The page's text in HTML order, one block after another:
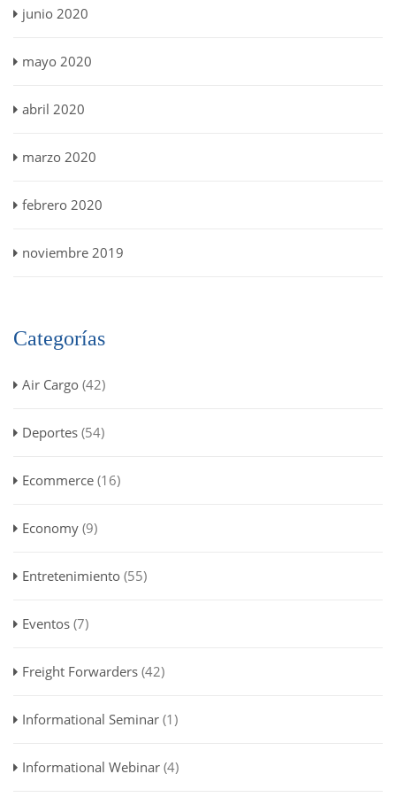
junio 2020
mayo 2020
abril 2020
marzo 2020
febrero 2020
noviembre 2019
Categorías
Air Cargo (42)
Deportes (54)
Ecommerce (16)
Economy (9)
Entretenimiento (55)
Eventos (7)
Freight Forwarders (42)
Informational Seminar (1)
Informational Webinar (4)